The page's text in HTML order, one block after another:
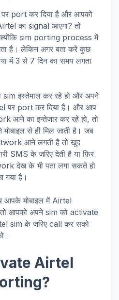
port कर दिया है और आपको
का signal आएगा? तो
क्योंकि sim porting process में
है। लेकिन अगर बता करें कुछ
में 3 से 7 दिन का समय लगता
sim इस्तेमाल कर रहे हो और अपने
पर port कर दिया है। और आप
आने का इन्तेजार कर रहे हो, तो
से ही मिल जाती है। जब
आने लगती है तो खुद
SMS के जरिए देती है या फिर
देख के भी पता लगा सकते हो
है।
मोबाइल में Airtel
आपको अपने sim को activate
sim के जरिए call कर सको
Airtel